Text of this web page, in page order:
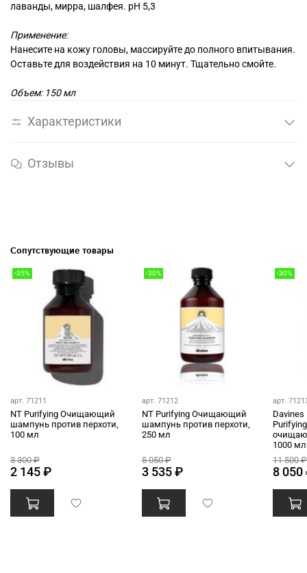
лаванды, мирра, шалфея. рН 5,3
Применение:
Нанесите на кожу головы, массируйте до полного впитывания.
Оставьте для воздействия на 10 минут. Тщательно смойте.
Объем: 150 мл
Характеристики
Отзывы
Сопутствующие товары
-35%
арт. 71211
NT Purifying Очищающий
шампунь против перхоти,
100 мл
3 300 ₽
2 145 ₽
-30%
арт. 71212
NT Purifying Очищающий
шампунь против перхоти,
250 мл
5 050 ₽
3 535 ₽
-30%
арт.
Davines
1000 мл
11 500 ₽
8 050